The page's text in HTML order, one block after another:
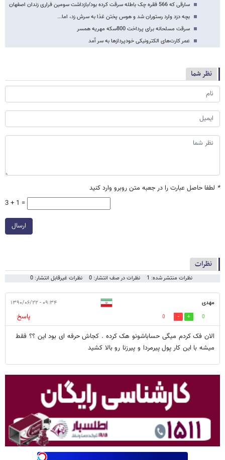
سارقی که 566 فقره چک باطله سرقت کرده بود/بازداشت سومین فراری زندان اصفهان
بچه دزد وارد رستوران شد و هوس پختن غذا به سرش زد، اما...
سرقت مسلحانه برای پرداخت 800سکه مهریه همسر
عمر کارت‌های الکترونیکی خودپردازها به سر آمد
نظر شما
* لطفا حاصل عبارت را در جعبه متن روبرو وارد کنید
3 + 1 =
ارسال
نظرات
نظرات منتشر شده: 1 نظرات در صف انتشار: 0 نظرات غیرقابل انتشار: 0
مهدی ۰۹:۳۴ - ۱۳۹۰/۰۶/۲۲
0
0
پاسخ
الان فک کردم میگی حساباشونو هک کرده . کجاش حرفه ای بود این ؟؟ فقط
میشه با این کار پول پیرمردا و پیرزنا رو بالا کشید